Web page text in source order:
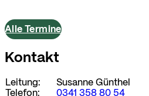
Alle Termine
Kontakt
Leitung:
Susanne Günthel
Telefon:
0341 358 80 54